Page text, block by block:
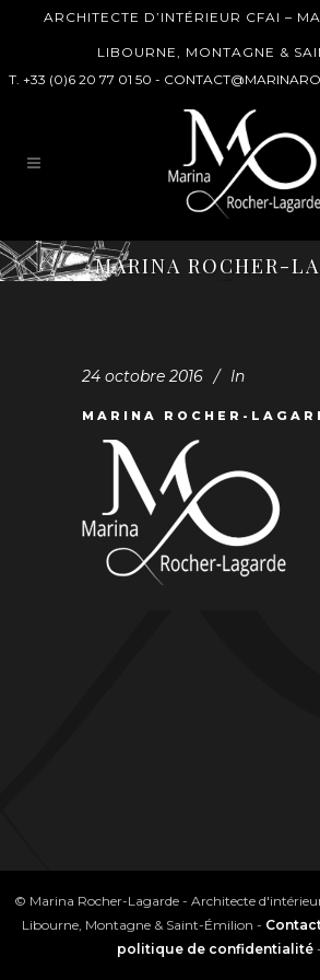
ARCHITECTE D’INTÉRIEUR CFAI –
LIBOURNE, MONTAGNE &
T. +33 (0)6 20 77 01 50 -
MARINA ROCHER-
24 octobre 2016 In
MARINA ROCHER-
© Marina Rocher-Lagarde - Architecte
Libourne, Montagne & Saint-Émilion -
politique de confidentialité-